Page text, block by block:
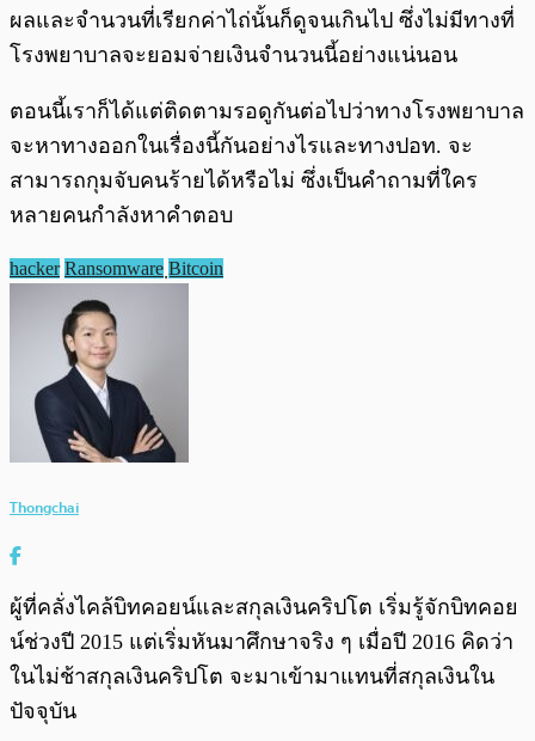
ผลและจำนวนที่เรียกค่าไถ่นั้นก็ดูจนเกินไป ซึ่งไม่มีทางที่
โรงพยาบาลจะยอมจ่ายเงินจำนวนนี้อย่างแน่นอน
ตอนนี้เราก็ได้แต่ติดตามรอดูกันต่อไปว่าทางโรงพยาบาล
จะหาทางออกในเรื่องนี้กันอย่างไรและทางปอท. จะ
สามารถกุมจับคนร้ายได้หรือไม่ ซึ่งเป็นคำถามที่ใคร
หลายคนกำลังหาคำตอบ
hacker Ransomware ฺBitcoin
Thongchai
ผู้ที่คลั่งไคล้บิทคอยน์และสกุลเงินคริปโต เริ่มรู้จักบิทคอย
น์ช่วงปี 2015 แต่เริ่มหันมาศึกษาจริง ๆ เมื่อปี 2016 คิดว่า
ในไม่ช้าสกุลเงินคริปโต จะมาเข้ามาแทนที่สกุลเงินใน
ปัจจุบัน